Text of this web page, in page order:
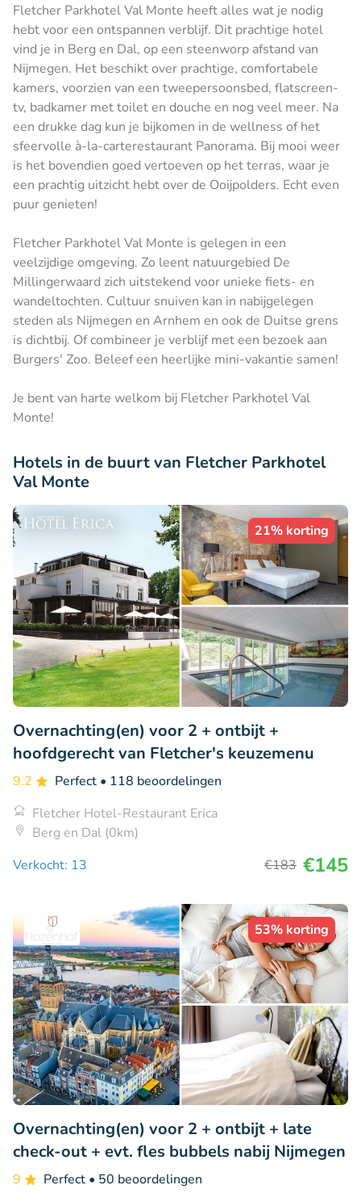
Fletcher Parkhotel Val Monte heeft alles wat je nodig
hebt voor een ontspannen verblijf. Dit prachtige hotel
vind je in Berg en Dal, op een steenworp afstand van
Nijmegen. Het beschikt over prachtige, comfortabele
kamers, voorzien van een tweepersoonsbed, flatscreen-
tv, badkamer met toilet en douche en nog veel meer. Na
een drukke dag kun je bijkomen in de wellness of het
sfeervolle à-la-carterestaurant Panorama. Bij mooi weer
is het bovendien goed vertoeven op het terras, waar je
een prachtig uitzicht hebt over de Ooijpolders. Echt even
puur genieten!
Fletcher Parkhotel Val Monte is gelegen in een
veelzijdige omgeving. Zo leent natuurgebied De
Millingerwaard zich uitstekend voor unieke fiets- en
wandeltochten. Cultuur snuiven kan in nabijgelegen
steden als Nijmegen en Arnhem en ook de Duitse grens
is dichtbij. Of combineer je verblijf met een bezoek aan
Burgers' Zoo. Beleef een heerlijke mini-vakantie samen!
Je bent van harte welkom bij Fletcher Parkhotel Val
Monte!
Hotels in de buurt van Fletcher Parkhotel
Val Monte
21% korting
Overnachting(en) voor 2 + ontbijt +
hoofdgerecht van Fletcher's keuzemenu
9.2 Perfect • 118 beoordelingen
Fletcher Hotel-Restaurant Erica
Berg en Dal (0km)
Verkocht: 13
€183 €145
53% korting
Overnachting(en) voor 2 + ontbijt + late
check-out + evt. fles bubbels nabij Nijmegen
9 Perfect • 50 beoordelingen